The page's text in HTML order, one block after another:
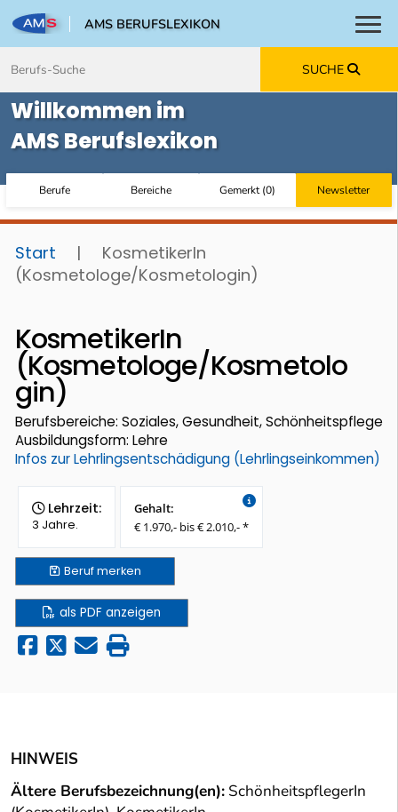
AMS BERUFSLEXIKON
SUCHE
Willkommen im
AMS Berufslexikon
Berufe Bereiche Gemerkt(0) Newsletter
Start |
KosmetikerIn
(Kosmetologe/Kosmetologin)
KosmetikerIn
(Kosmetologe/Kosmetolo
gin)
Berufsbereiche: Soziales, Gesundheit, Schönheitspflege
Ausbildungsform: Lehre
Infos zur Lehrlingsentschädigung (Lehrlingseinkommen)
Lehrzeit:
3 Jahre.
Gehalt:
€ 1.970,- bis € 2.010,- *
Berufmerken
als PDF anzeigen
HINWEIS
Ältere Berufsbezeichnung(en): SchönheitspflegerIn